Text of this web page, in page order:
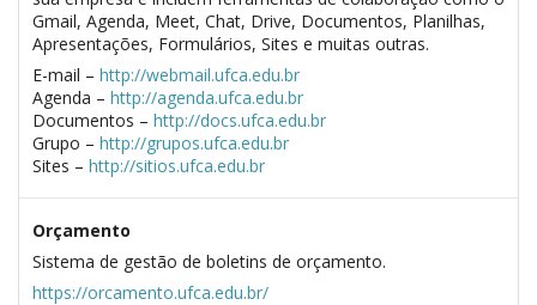
Gmail, Agenda, Meet, Chat, Drive, Documentos, Planilhas,
Apresentações, Formulários, Sites e muitas outras.
E-mail – http://webmail.ufca.edu.br
Agenda – http://agenda.ufca.edu.br
Documentos – http://docs.ufca.edu.br
Grupo – http://grupos.ufca.edu.br
Sites – http://sitios.ufca.edu.br
Orçamento
Sistema de gestão de boletins de orçamento.
https://orcamento.ufca.edu.br/